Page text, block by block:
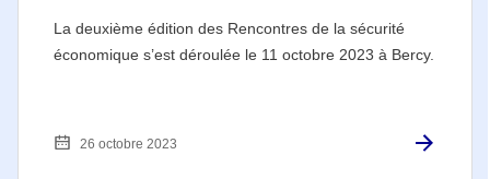
La deuxième édition des Rencontres de la sécurité
économique s’est déroulée le 11 octobre 2023 à Bercy.
26 octobre 2023